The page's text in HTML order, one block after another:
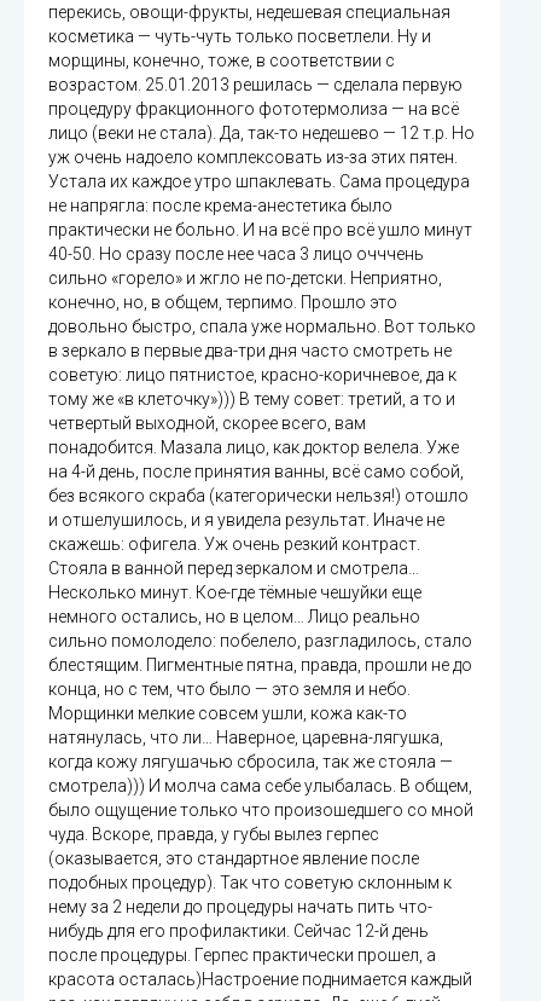
перекись, овощи-фрукты, недешевая специальная
косметика — чуть-чуть только посветлели. Ну и
морщины, конечно, тоже, в соответствии с
возрастом. 25.01.2013 решилась — сделала первую
процедуру фракционного фототермолиза — на всё
лицо (веки не стала). Да, так-то недешево — 12 т.р. Но
уж очень надоело комплексовать из-за этих пятен.
Устала их каждое утро шпаклевать. Сама процедура
не напрягла: после крема-анестетика было
практически не больно. И на всё про всё ушло минут
40-50. Но сразу после нее часа 3 лицо очччень
сильно «горело» и жгло не по-детски. Неприятно,
конечно, но, в общем, терпимо. Прошло это
довольно быстро, спала уже нормально. Вот только
в зеркало в первые два-три дня часто смотреть не
советую: лицо пятнистое, красно-коричневое, да к
тому же «в клеточку»))) В тему совет: третий, а то и
четвертый выходной, скорее всего, вам
понадобится. Мазала лицо, как доктор велела. Уже
на 4-й день, после принятия ванны, всё само собой,
без всякого скраба (категорически нельзя!) отошло
и отшелушилось, и я увидела результат. Иначе не
скажешь: офигела. Уж очень резкий контраст.
Стояла в ванной перед зеркалом и смотрела…
Несколько минут. Кое-где тёмные чешуйки еще
немного остались, но в целом… Лицо реально
сильно помолодело: побелело, разгладилось, стало
блестящим. Пигментные пятна, правда, прошли не до
конца, но с тем, что было — это земля и небо.
Морщинки мелкие совсем ушли, кожа как-то
натянулась, что ли… Наверное, царевна-лягушка,
когда кожу лягушачью сбросила, так же стояла —
смотрела))) И молча сама себе улыбалась. В общем,
было ощущение только что произошедшего со мной
чуда. Вскоре, правда, у губы вылез герпес
(оказывается, это стандартное явление после
подобных процедур). Так что советую склонным к
нему за 2 недели до процедуры начать пить что-
нибудь для его профилактики. Сейчас 12-й день
после процедуры. Герпес практически прошел, а
красота осталась)Настроение поднимается каждый